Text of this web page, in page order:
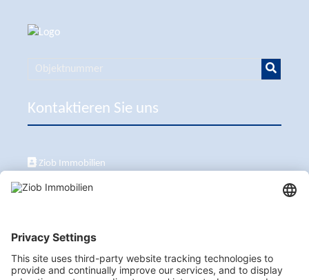
Kontaktieren Sie uns
Ziob Immobilien
Calle Peix 2, 07157 Puerto de Andratx